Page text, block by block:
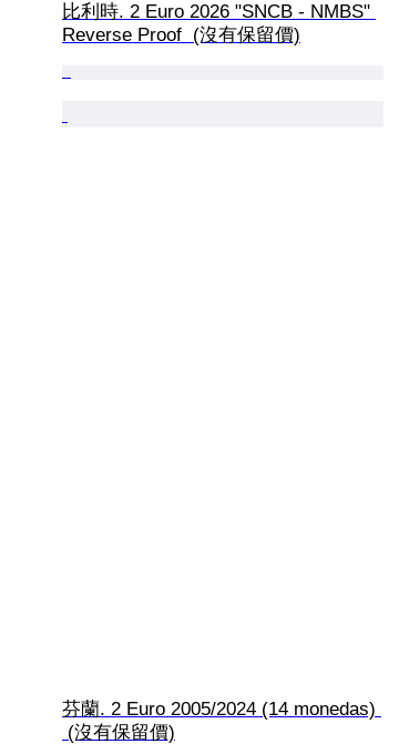
比利時. 2 Euro 2026 "SNCB - NMBS"
Reverse Proof  (沒有保留價)
芬蘭. 2 Euro 2005/2024 (14 monedas)
(沒有保留價)